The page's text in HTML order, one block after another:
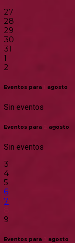
27
28
29
30
31
1
2
Eventos para agosto
Sin eventos
Eventos para agosto
Sin eventos
3
4
5
6
7
9
Eventos para agosto